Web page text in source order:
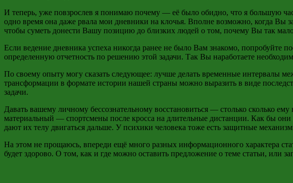
И теперь, уже повзрослев я понимаю почему — её было обидно, что я большую
одно время она даже рвала мои дневники на клочья. Вполне возможно, когда Вы
чтобы суметь донести Вашу позицию до близких людей о том, почему Вы так
Если ведение дневника успеха никогда ранее не было Вам знакомо, попробуйте
определенную отчетность по решению этой задачи. Так Вы наработаете
По своему опыту могу сказать следующее: лучше делать временные интервалы
трансформации в формате истории нашей страны можно выразить в виде
задачи.
Давать вашему личному бессознательному восстановиться — столько сколько
материальный — спортсмены после кросса на длительные дистанции. Как бы
дают их телу двигаться дальше. У психики человека тоже есть защитные
На этом не прощаюсь, впереди ещё много разных информационного характера
будет здорово. О том, как и где можно оставить предложение о теме статьи, или